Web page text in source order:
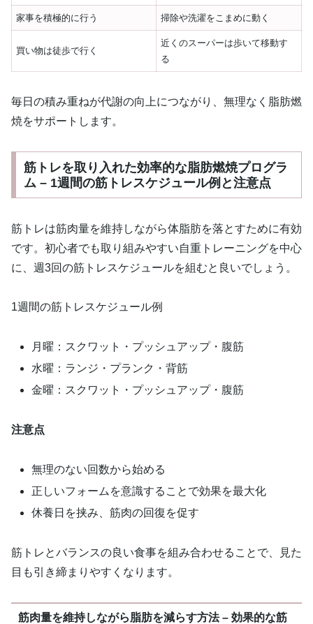
家事を積極的に行う 掃除や洗濯をこまめに動く
買い物は徒歩で行く
近くのスーパーは歩いて移動す
る
毎日の積み重ねが代謝の向上につながり、無理なく脂肪燃
焼をサポートします。
筋トレを取り入れた効率的な脂肪燃焼プログラ
ム – 1週間の筋トレスケジュール例と注意点
筋トレは筋肉量を維持しながら体脂肪を落とすために有効
です。初心者でも取り組みやすい自重トレーニングを中心
に、週3回の筋トレスケジュールを組むと良いでしょう。
1週間の筋トレスケジュール例
月曜：スクワット・プッシュアップ・腹筋
水曜：ランジ・プランク・背筋
金曜：スクワット・プッシュアップ・腹筋
注意点
無理のない回数から始める
正しいフォームを意識することで効果を最大化
休養日を挟み、筋肉の回復を促す
筋トレとバランスの良い食事を組み合わせることで、見た
目も引き締まりやすくなります。
筋肉量を維持しながら脂肪を減らす方法 – 効果的な筋